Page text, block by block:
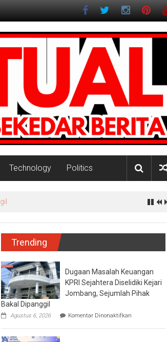
Technology Politics
Pesisir
Trending
Dugaan Masalah Keuangan
KPRI Sejahtera Diselidiki Kejari
Jombang, Sejumlah Pihak
Bakal Dipanggil
Agustus 6, 2026 Komentar Dinonaktifkan
Masalah